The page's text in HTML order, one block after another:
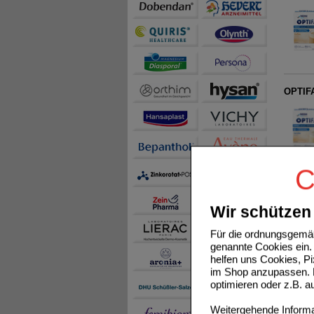
Wir
Für die
genannte Cookies
helfen uns Cookies,
im Shop anzupassen.
optimieren oder z.B.
Weitergehende